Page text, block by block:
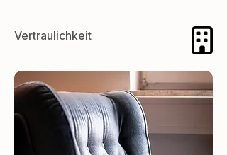
Vertraulichkeit 